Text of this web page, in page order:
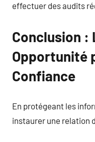
effectuer des audits
Conclusion :
Opportunité
Confiance
En protégeant les
instaurer une relation